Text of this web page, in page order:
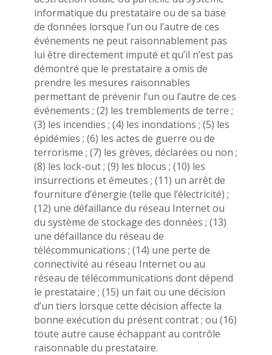
informatique du prestataire ou de sa base
de données lorsque l’un ou l’autre de ces
événements ne peut raisonnablement pas
lui être directement imputé et qu’il n’est pas
démontré que le prestataire a omis de
prendre les mesures raisonnables
permettant de prévenir l’un ou l’autre de ces
événements ; (2) les tremblements de terre ;
(3) les incendies ; (4) les inondations ; (5) les
épidémies ; (6) les actes de guerre ou de
terrorisme ; (7) les grèves, déclarées ou non ;
(8) les lock-out ; (9) les blocus ; (10) les
insurrections et émeutes ; (11) un arrêt de
fourniture d’énergie (telle que l’électricité) ;
(12) une défaillance du réseau Internet ou
du système de stockage des données ; (13)
une défaillance du réseau de
télécommunications ; (14) une perte de
connectivité au réseau Internet ou au
réseau de télécommunications dont dépend
le prestataire ; (15) un fait ou une décision
d’un tiers lorsque cette décision affecte la
bonne exécution du présent contrat ; ou (16)
toute autre cause échappant au contrôle
raisonnable du prestataire.